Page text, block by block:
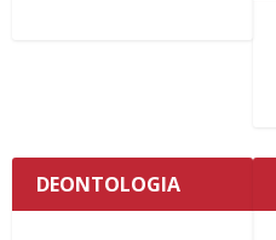
DEONTOLOGIA